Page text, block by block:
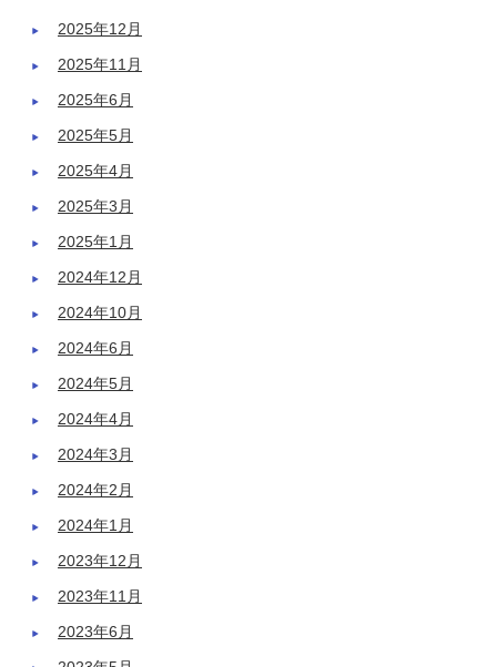
2025年12月
2025年11月
2025年6月
2025年5月
2025年4月
2025年3月
2025年1月
2024年12月
2024年10月
2024年6月
2024年5月
2024年4月
2024年3月
2024年2月
2024年1月
2023年12月
2023年11月
2023年6月